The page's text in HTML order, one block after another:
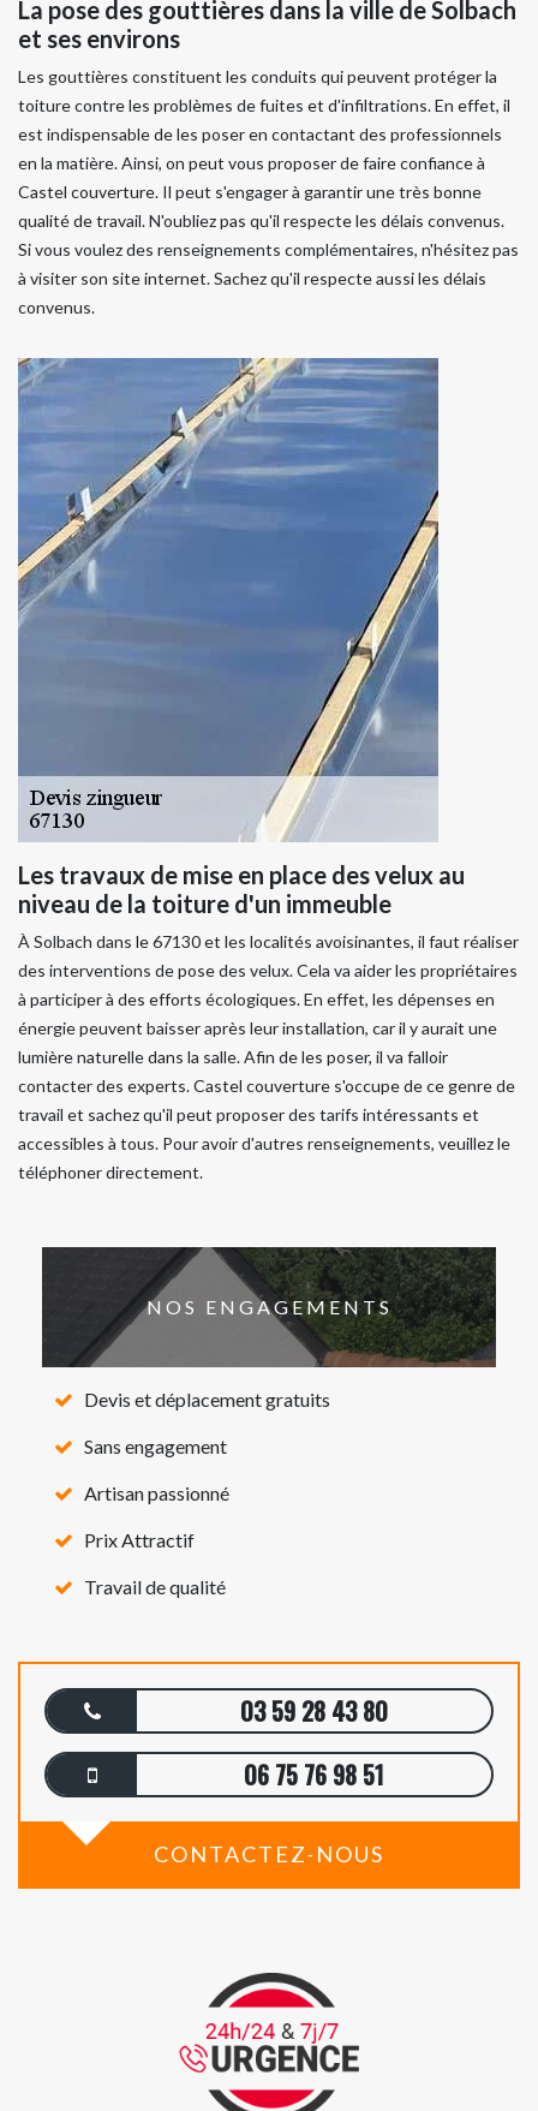
La pose des gouttières dans la ville de Solbach
et ses environs
Les gouttières constituent les conduits qui peuvent protéger la
toiture contre les problèmes de fuites et d'infiltrations. En effet, il
est indispensable de les poser en contactant des professionnels
en la matière. Ainsi, on peut vous proposer de faire confiance à
Castel couverture. Il peut s'engager à garantir une très bonne
qualité de travail. N'oubliez pas qu'il respecte les délais convenus.
Si vous voulez des renseignements complémentaires, n'hésitez pas
à visiter son site internet. Sachez qu'il respecte aussi les délais
convenus.
Les travaux de mise en place des velux au
niveau de la toiture d'un immeuble
À Solbach dans le 67130 et les localités avoisinantes, il faut réaliser
des interventions de pose des velux. Cela va aider les propriétaires
à participer à des efforts écologiques. En effet, les dépenses en
énergie peuvent baisser après leur installation, car il y aurait une
lumière naturelle dans la salle. Afin de les poser, il va falloir
contacter des experts. Castel couverture s'occupe de ce genre de
travail et sachez qu'il peut proposer des tarifs intéressants et
accessibles à tous. Pour avoir d'autres renseignements, veuillez le
téléphoner directement.
NOS ENGAGEMENTS
Devis et déplacement gratuits
Sans engagement
Artisan passionné
Prix Attractif
Travail de qualité
03 59 28 43 80
06 75 76 98 51
CONTACTEZ-NOUS